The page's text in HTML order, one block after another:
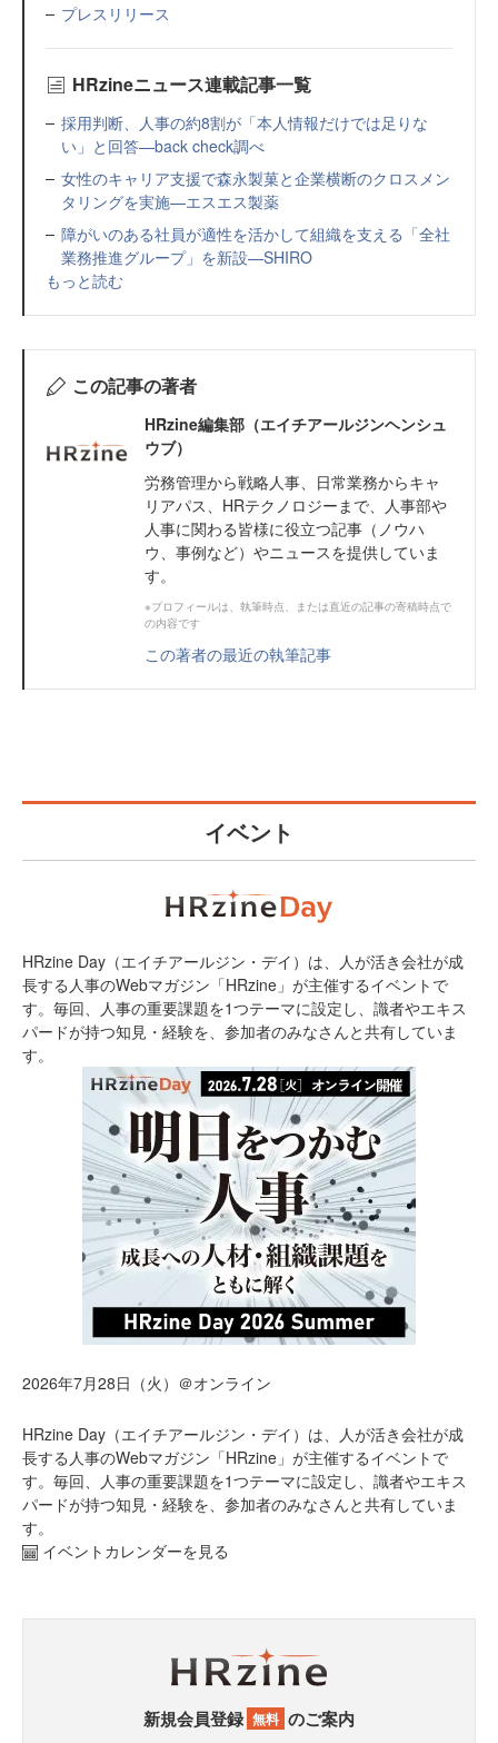
プレスリリース
HRzineニュース連載記事一覧
採用判断、人事の約8割が「本人情報だけでは足りな
い」と回答—back check調べ
女性のキャリア支援で森永製菓と企業横断のクロスメン
タリングを実施—エスエス製薬
障がいのある社員が適性を活かして組織を支える「全社
業務推進グループ」を新設—SHIRO
もっと読む
この記事の著者
HRzine編集部（エイチアールジンヘンシュ
ウブ）
労務管理から戦略人事、日常業務からキャ
リアパス、HRテクノロジーまで、人事部や
人事に関わる皆様に役立つ記事（ノウハ
ウ、事例など）やニュースを提供していま
す。
※プロフィールは、執筆時点、または直近の記事の寄稿時点で
の内容です
この著者の最近の執筆記事
イベント
HRzine Day（エイチアールジン・デイ）は、人が活き会社が成
長する人事のWebマガジン「HRzine」が主催するイベントで
す。毎回、人事の重要課題を1つテーマに設定し、識者やエキス
パードが持つ知見・経験を、参加者のみなさんと共有していま
す。
2026年7月28日（火）＠オンライン
HRzine Day（エイチアールジン・デイ）は、人が活き会社が成
長する人事のWebマガジン「HRzine」が主催するイベントで
す。毎回、人事の重要課題を1つテーマに設定し、識者やエキス
パードが持つ知見・経験を、参加者のみなさんと共有していま
す。
イベントカレンダーを見る
新規会員登録 無料 のご案内